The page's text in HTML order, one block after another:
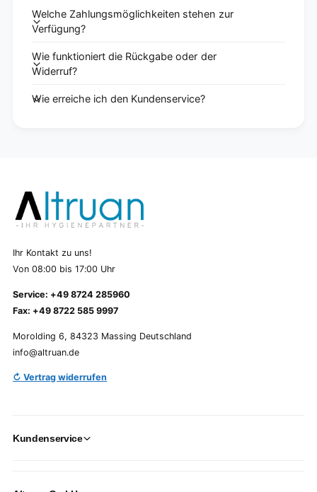
Welche Zahlungsmöglichkeiten stehen zur
Verfügung?
Wie funktioniert die Rückgabe oder der
Widerruf?
Wie erreiche ich den Kundenservice?
Ihr Kontakt zu uns!
Von 08:00 bis 17:00 Uhr
Service: +49 8724 285960
Fax: +49 8722 585 9997
Morolding 6, 84323 Massing Deutschland
info@altruan.de
↻ Vertrag widerrufen
Kundenservice